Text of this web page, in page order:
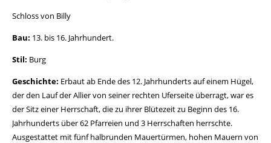
Schloss von Billy
Bau: 13. bis 16. Jahrhundert.
Stil: Burg
Geschichte: Erbaut ab Ende des 12. Jahrhunderts auf einem Hügel,
der den Lauf der Allier von seiner rechten Uferseite überragt, war es
der Sitz einer Herrschaft, die zu ihrer Blütezeit zu Beginn des 16.
Jahrhunderts über 62 Pfarreien und 3 Herrschaften herrschte.
Ausgestattet mit fünf halbrunden Mauertürmen, hohen Mauern von